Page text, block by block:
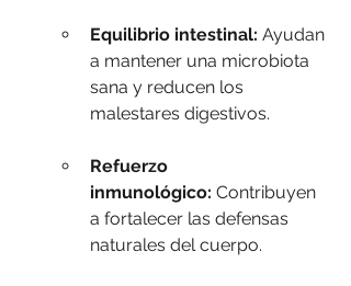
Equilibrio intestinal: Ayudan
a mantener una microbiota
sana y reducen los
malestares digestivos.
Refuerzo
inmunológico: Contribuyen
a fortalecer las defensas
naturales del cuerpo.